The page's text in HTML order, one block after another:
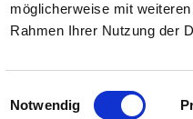
möglicherweise mit
Rahmen Ihrer Nutzung der
Einwilligungsauswahl
Notwendig
Soc. € 1.548.000,00 i.v. - R.E.A.